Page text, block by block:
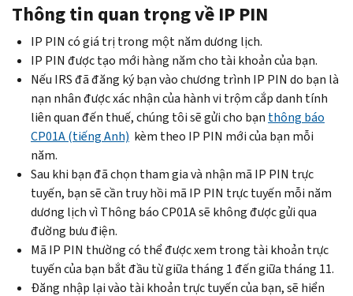
điều
chỉnh
của
bạn
trên
tờ
khai
nộp
lần
cuối
cùng
là
dưới
$84.000
đối
bạn
không
thể
xác
minh
tính
của
mình
trực
tuyến
hoặc
qua
quá
trình
Thông tin quan trọng về IP PIN
IP PIN có giá trị trong một năm dương lịch.
IP PIN được tạo mới hàng năm cho tài khoản của bạn.
Nếu IRS đã đăng ký bạn vào chương trình IP PIN do bạn là
nạn nhân được xác nhận của hành vi trộm cắp danh tính
liên quan đến thuế, chúng tôi sẽ gửi cho bạn thông báo
CP01A (tiếng Anh) kèm theo IP PIN mới của bạn mỗi
năm.
Sau khi bạn đã chọn tham gia và nhận mã IP PIN trực
tuyến, bạn sẽ cần truy hồi mã IP PIN trực tuyến mỗi năm
dương lịch vì Thông báoCP01A sẽ không được gửi qua
đường bưu điện.
Mã IP PIN thường có thể được xem trong tài khoản trực
tuyến của bạn bắt đầu từ giữa tháng 1 đến giữa tháng 11.
Đăng nhập lại vào tài khoản trực tuyến của bạn, sẽ hiển